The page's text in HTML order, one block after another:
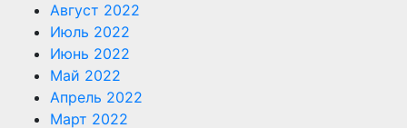
Август 2022
Июль 2022
Июнь 2022
Май 2022
Апрель 2022
Март 2022